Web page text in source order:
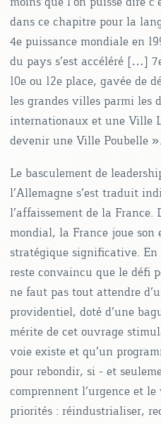
dans ce chapitre pour la
4e puissance mondiale en
du pays s’est accéléré […]
10e ou 12e place, gavée de
les grandes villes parmi les
internationaux et une Ville
devenir une Ville Poubelle ».
Le basculement de
l’Allemagne s’est traduit
l’affaissement de la France.
mondial, la France joue son
stratégique significative.
reste convaincu que le défi
ne faut pas tout attendre
providentiel, doté d’une
mérite de cet ouvrage
voie existe et qu’un
pour rebondir, si – et
comprennent l’urgence et
priorités : réindustrialiser,